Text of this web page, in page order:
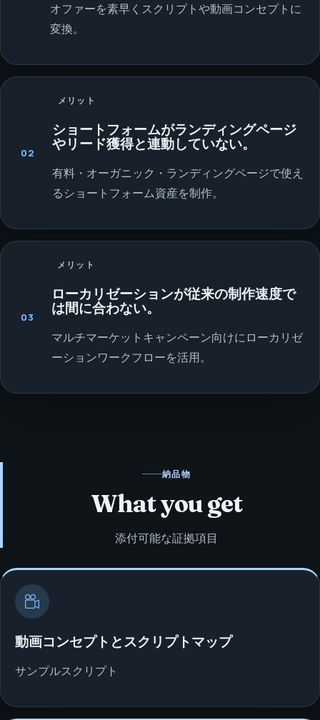
オファーを素早くスクリプトや動画コンセプトに
変換。
02
メリット
ショートフォームがランディングページ
やリード獲得と連動していない。
有料・オーガニック・ランディングページで使え
るショートフォーム資産を制作。
03
メリット
ローカリゼーションが従来の制作速度で
は間に合わない。
マルチマーケットキャンペーン向けにローカリゼ
ーションワークフローを活用。
納品物
What you get
添付可能な証拠項目
動画コンセプトとスクリプトマップ
サンプルスクリプト